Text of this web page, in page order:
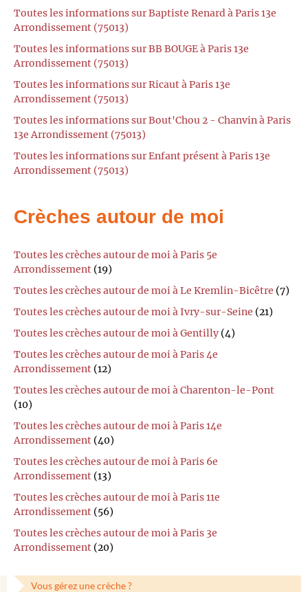
Toutes les informations sur Baptiste Renard à Paris 13e
Arrondissement (75013)
Toutes les informations sur BB BOUGE à Paris 13e
Arrondissement (75013)
Toutes les informations sur Ricaut à Paris 13e
Arrondissement (75013)
Toutes les informations sur Bout'Chou 2 - Chanvin à Paris
13e Arrondissement (75013)
Toutes les informations sur Enfant présent à Paris 13e
Arrondissement (75013)
Crèches autour de moi
Toutes les crèches autour de moi à Paris 5e
Arrondissement (19)
Toutes les crèches autour de moi à Le Kremlin-Bicêtre (7)
Toutes les crèches autour de moi à Ivry-sur-Seine (21)
Toutes les crèches autour de moi à Gentilly (4)
Toutes les crèches autour de moi à Paris 4e
Arrondissement (12)
Toutes les crèches autour de moi à Charenton-le-Pont
(10)
Toutes les crèches autour de moi à Paris 14e
Arrondissement (40)
Toutes les crèches autour de moi à Paris 6e
Arrondissement (13)
Toutes les crèches autour de moi à Paris 11e
Arrondissement (56)
Toutes les crèches autour de moi à Paris 3e
Arrondissement (20)
Vous gérez une crèche ?